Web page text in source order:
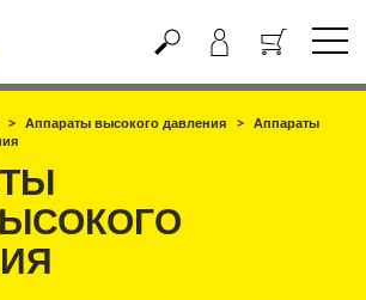
Аппараты высокого давления
Аппараты